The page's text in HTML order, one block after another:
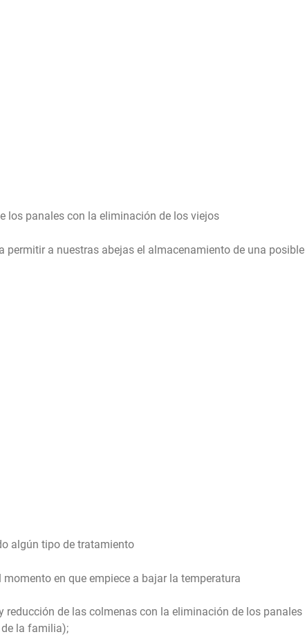
los panales con la eliminación de los viejos
permitir a nuestras abejas el almacenamiento de una posible
algún tipo de tratamiento
en que empiece a bajar la temperatura
reducción de las colmenas con la eliminación de los panales
de la familia);